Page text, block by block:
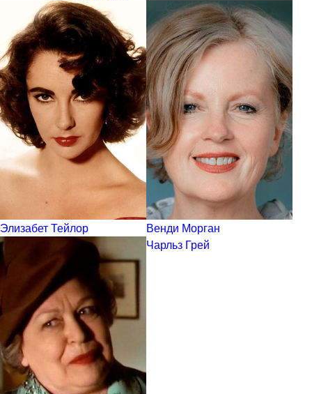
Элизабет Тейлор Венди Морган
Чарльз Грей